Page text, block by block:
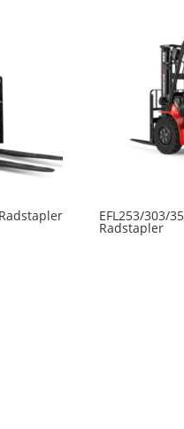
EFL253/303/
Radstapler